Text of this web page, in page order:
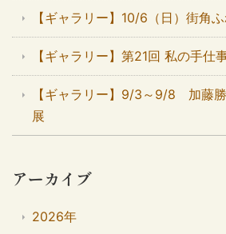
【ギャラリー】10/6（日）街角
【ギャラリー】第21回 私の手仕
【ギャラリー】9/3～9/8 加藤
展
アーカイブ
2026年